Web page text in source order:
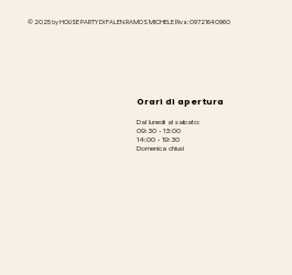
© 2025 by HOUSE PARTY DI FALEN RAMOS MICHELE P.iva: 09721640960
Orari di apertura
Dal lunedì al sabato:
09:30 - 13:00
14:00 - 19:30
Domenica chiusi